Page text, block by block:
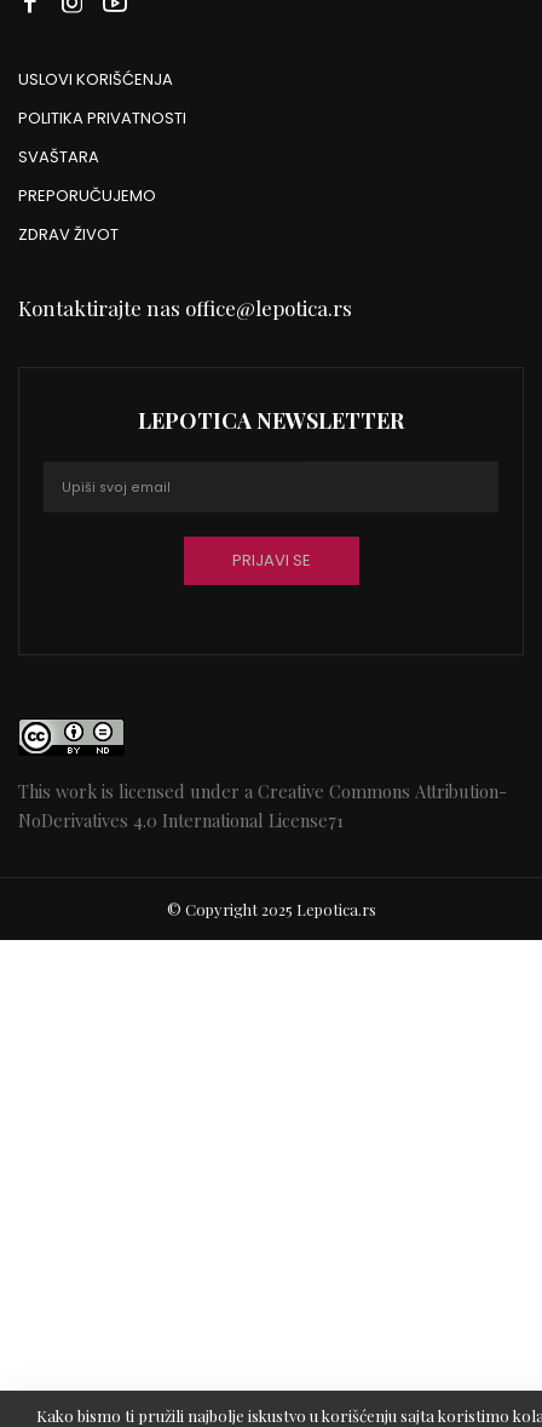
USLOVI KORIŠĆENJA
POLITIKA PRIVATNOSTI
SVAŠTARA
PREPORUČUJEMO
ZDRAV ŽIVOT
Kontaktirajte nas office@lepotica.rs
LEPOTICA NEWSLETTER
This work is licensed under a Creative Commons Attribution-
NoDerivatives 4.0 International License71
© Copyright 2025 Lepotica.rs
Kako bismo ti pružili najbolje iskustvo u korišćenju sajta koristimo